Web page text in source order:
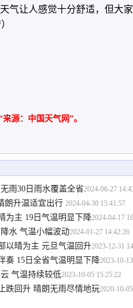
气让人感觉十分舒适，但大
源：中国天气网”。
雨30日雨水覆盖全省2024-06-27
朗升温适宜出行 2024-04-30 15:41:57
为主 19日气温明显下降2024-04-17
水 气温小幅波动2024-01-27 14:42:26
以晴为主 元旦气温回升2023-12-31
奏 15日全省气温明显下降2023-10-
气温持续较低2023-10-05 15:25:22
跌回升 晴朗无雨尽情地玩2020-10-